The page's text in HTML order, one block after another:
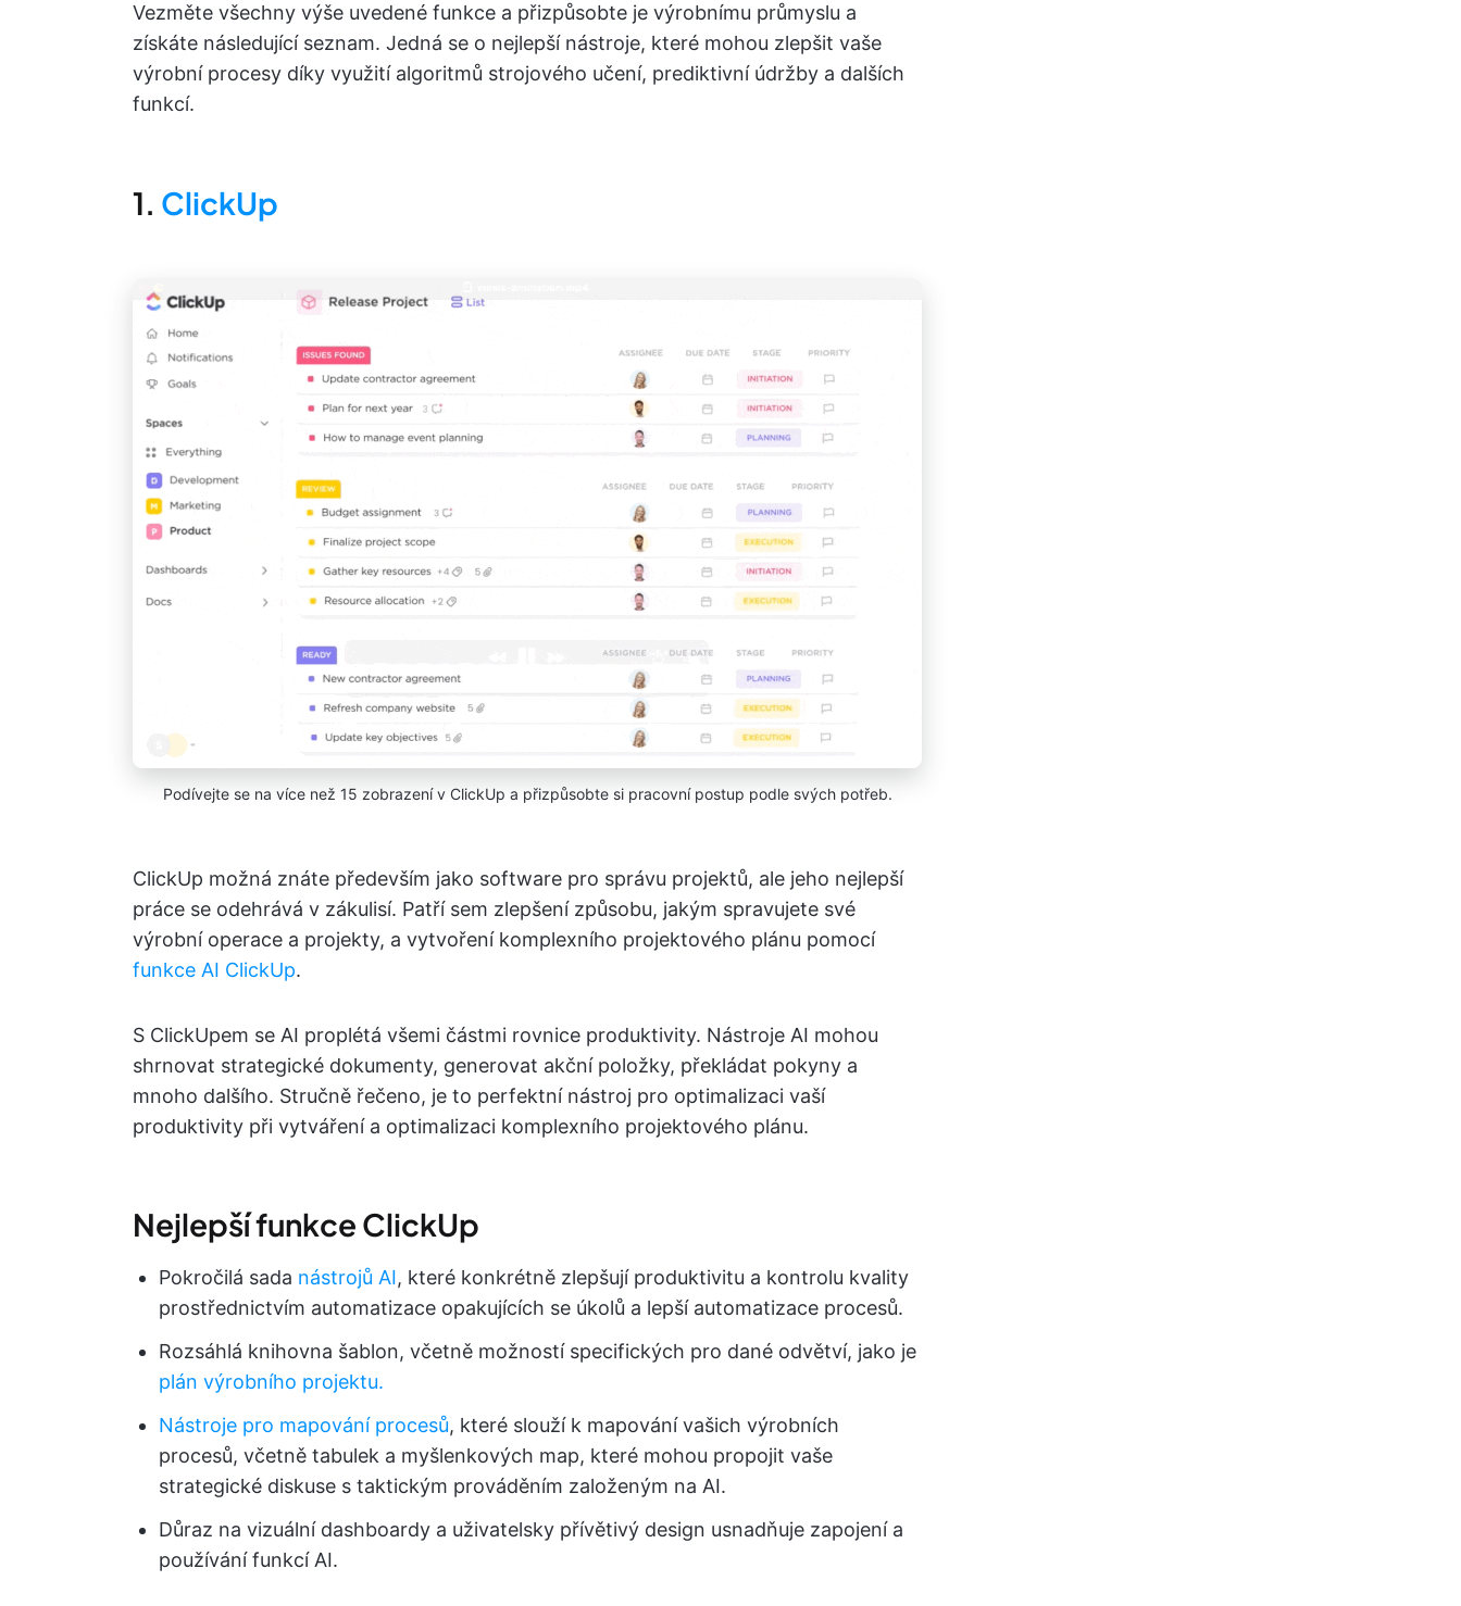
Vezměte všechny výše uvedené funkce a přizpůsobte je výrobnímu průmyslu a
získáte následující seznam. Jedná se o nejlepší nástroje, které mohou zlepšit vaše
výrobní procesy díky využití algoritmů strojového učení, prediktivní údržby a dalších
funkcí.
1. ClickUp
Podívejte se na více než 15 zobrazení v ClickUp a přizpůsobte si pracovní postup podle svých potřeb.
ClickUp možná znáte především jako software pro správu projektů, ale jeho nejlepší
práce se odehrává v zákulisí. Patří sem zlepšení způsobu, jakým spravujete své
výrobní operace a projekty, a vytvoření komplexního projektového plánu pomocí
funkce AI ClickUp.
S ClickUpem se AI proplétá všemi částmi rovnice produktivity. Nástroje AI mohou
shrnovat strategické dokumenty, generovat akční položky, překládat pokyny a
mnoho dalšího. Stručně řečeno, je to perfektní nástroj pro optimalizaci vaší
produktivity při vytváření a optimalizaci komplexního projektového plánu.
Nejlepší funkce ClickUp
Pokročilá sada nástrojů AI, které konkrétně zlepšují produktivitu a kontrolu kvality
prostřednictvím automatizace opakujících se úkolů a lepší automatizace procesů.
Rozsáhlá knihovna šablon, včetně možností specifických pro dané odvětví, jako je
plán výrobního projektu.
Nástroje pro mapování procesů, které slouží k mapování vašich výrobních
procesů, včetně tabulek a myšlenkových map, které mohou propojit vaše
strategické diskuse s taktickým prováděním založeným na AI.
Důraz na vizuální dashboardy a uživatelsky přívětivý design usnadňuje zapojení a
používání funkcí AI.